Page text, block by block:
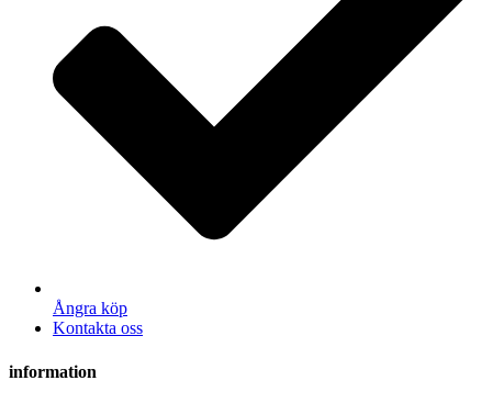
Ångra köp
Kontakta oss
information